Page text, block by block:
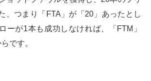
、つまり「FTA」が「20」あったとし
ーが1本も成功しなければ、「FTM」
です。